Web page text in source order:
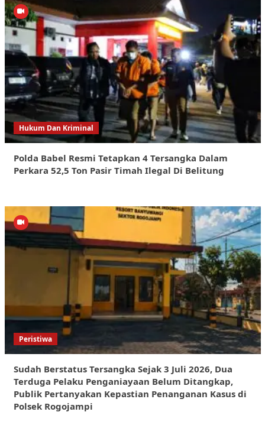
Hukum Dan Kriminal
Polda Babel Resmi Tetapkan 4 Tersangka Dalam
Perkara 52,5 Ton Pasir Timah Ilegal Di Belitung
Peristiwa
Sudah Berstatus Tersangka Sejak 3 Juli 2026, Dua
Terduga Pelaku Penganiayaan Belum Ditangkap,
Publik Pertanyakan Kepastian Penanganan Kasus di
Polsek Rogojampi